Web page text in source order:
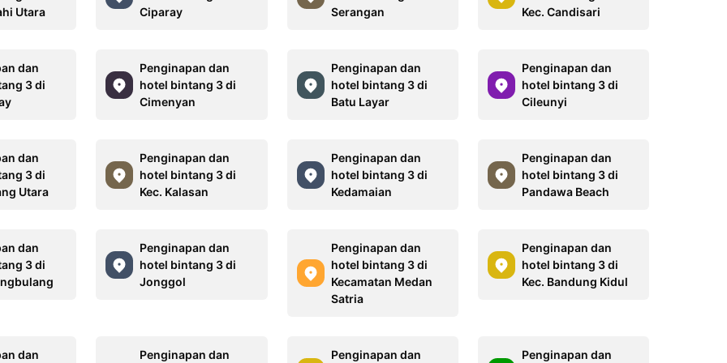
Utara
Ciparay
Serangan
Kec. Candisari
dan
3 di
Penginapan dan
hotel bintang 3 di
Cimenyan
Penginapan dan
hotel bintang 3 di
Batu Layar
Penginapan dan
hotel bintang 3 di
Cileunyi
dan
3 di
Utara
Penginapan dan
hotel bintang 3 di
Kec. Kalasan
Penginapan dan
hotel bintang 3 di
Kedamaian
Penginapan dan
hotel bintang 3 di
Pandawa Beach
dan
3 di
Penginapan dan
hotel bintang 3 di
Jonggol
Penginapan dan
hotel bintang 3 di
Kecamatan Medan
Satria
Penginapan dan
hotel bintang 3 di
Kec. Bandung Kidul
dan Penginapan dan Penginapan dan Penginapan dan